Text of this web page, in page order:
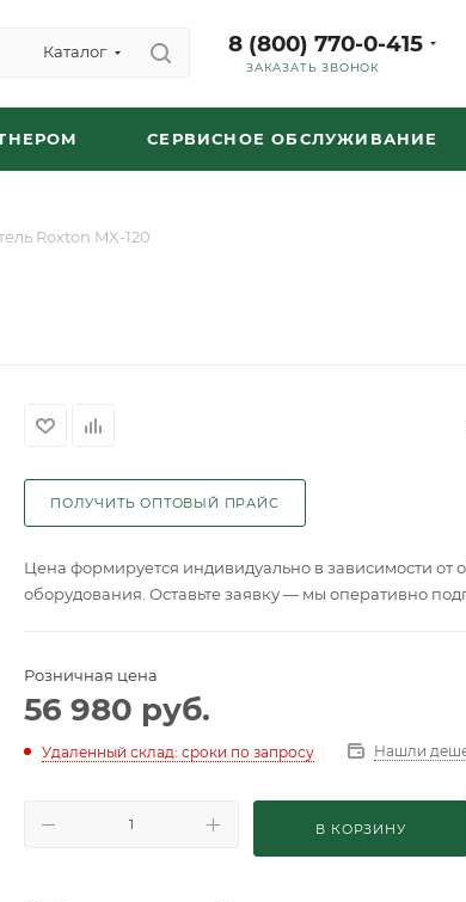
Каталог 8 (800) 770-0-415
ЗАКАЗАТЬ ЗВОНОК
СЕРВИСНОЕ ОБСЛУЖИВАНИЕ
Roxton MX-120
ПОЛУЧИТЬ ОПТОВЫЙ ПРАЙС
Цена формируется индивидуально в зависимости от
оборудования. Оставьте заявку — мы оперативно
Розничная цена
56 980 руб.
Удаленный склад: сроки по запросу Нашли
В КОРЗИНУ